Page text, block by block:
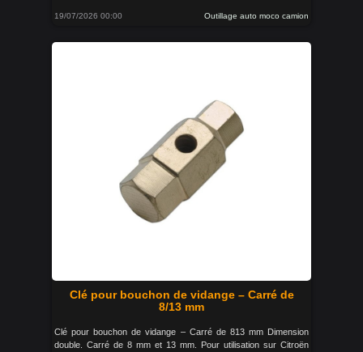
19/07/2026 00:00 Outillage auto moco camion
Clé pour bouchon de vidange – Carré de
8/13 mm
Clé pour bouchon de vidange – Carré de 813 mm Dimension
double. Carré de 8 mm et 13 mm. Pour utilisation sur Citroën